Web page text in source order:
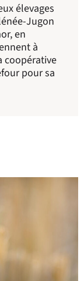
élevages
Jugon
en
à
coopérative
pour sa